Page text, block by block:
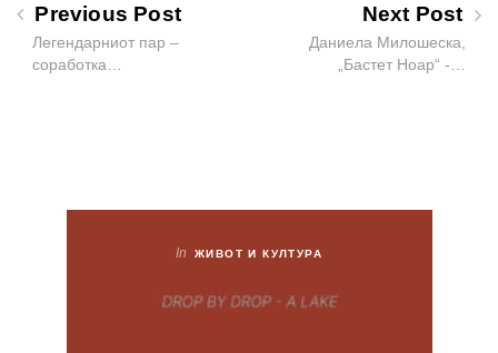
Previous Post
Легендарниот пар –
соработка…
Next Post
Даниела Милошеска,
„Бастет Ноар“ -…
In ЖИВОТ И КУЛТУРА